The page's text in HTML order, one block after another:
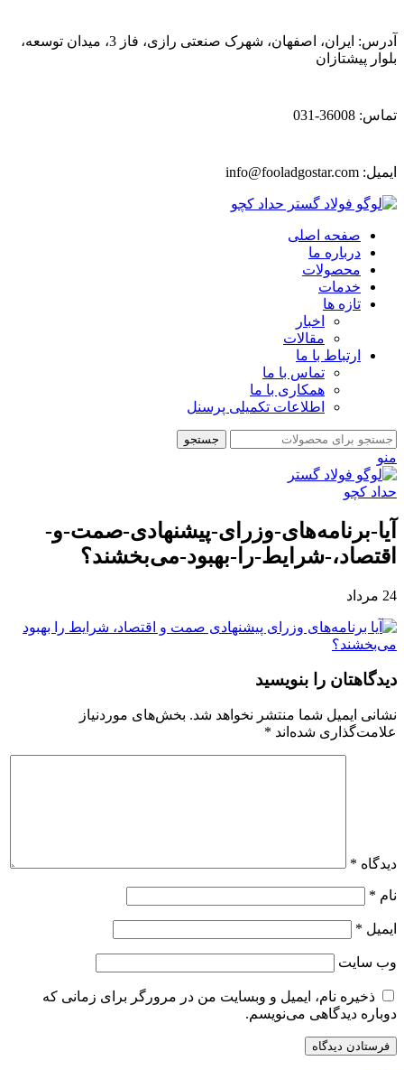
آدرس: ایران، اصفهان، شهرک صنعتی رازی، فاز 3، میدان توسعه،
بلوار پیشتازان
تماس: 36008-031
ایمیل: info@fooladgostar.com
صفحه اصلی
درباره ما
محصولات
خدمات
تازه ها
اخبار
مقالات
ارتباط با ما
تماس با ما
همکاری با ما
اطلاعات تکمیلی پرسنل
جستجو
منو
آیا-برنامه‌های-وزرای-پیشنهادی-صمت-و-
اقتصاد،-شرایط-را-بهبود-می‌بخشند؟
24 مرداد
دیدگاهتان را بنویسید
نشانی ایمیل شما منتشر نخواهد شد. بخش‌های موردنیاز
علامت‌گذاری شده‌اند *
دیدگاه *
نام *
ایمیل *
وب‌ سایت
ذخیره نام، ایمیل و وبسایت من در مرورگر برای زمانی که
دوباره دیدگاهی می‌نویسم.